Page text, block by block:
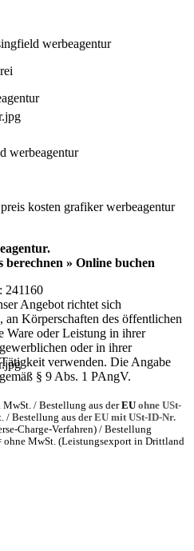
berechnen » Online buchen
241160
Angebot richtet sich
an Körperschaften des öffentlichen
Ware oder Leistung in ihrer
oder in ihrer
verwenden. Die Angabe
§ 9 Abs. 1 PAngV.
MwSt. / Bestellung aus derEU ohne USt-
/ Bestellung aus derEU mit USt-ID-Nr.
Charge-Verfahren) / Bestellung
ohne MwSt. (Leistungsexport in Drittland